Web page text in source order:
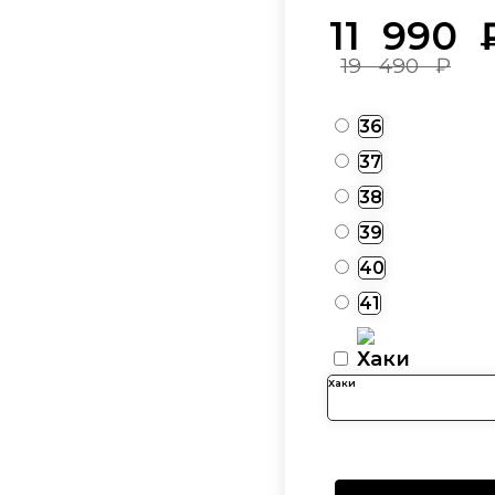
11 990
19 490₽
36
37
38
39
40
41
Хаки